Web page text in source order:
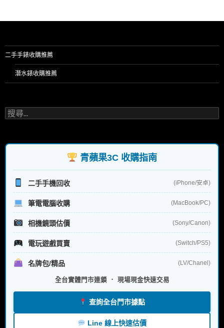
k
二手手錶收購推薦
潛水錶收購推薦
搜
尋
字:
青蘋果3C 收購指南
二手手機回收 (iPhone/安卓)
筆電電腦收購 (MacBook/PC)
相機鏡頭估價 (Sony/Canon)
電玩遊戲買賣 (Switch/PS5)
名牌包/精品 (LV/Chanel)
全台實體門市連鎖 ． 現場現金快速交易
查詢全台門市據點
Line 線上快速估價